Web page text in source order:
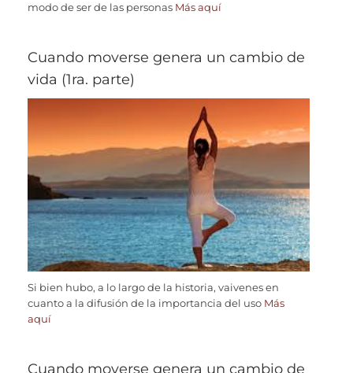
modo de ser de las personas Más aquí
Cuando moverse genera un cambio de
vida (1ra. parte)
Si bien hubo, a lo largo de la historia, vaivenes en
cuanto a la difusión de la importancia del uso Más
aquí
Cuando moverse genera un cambio de